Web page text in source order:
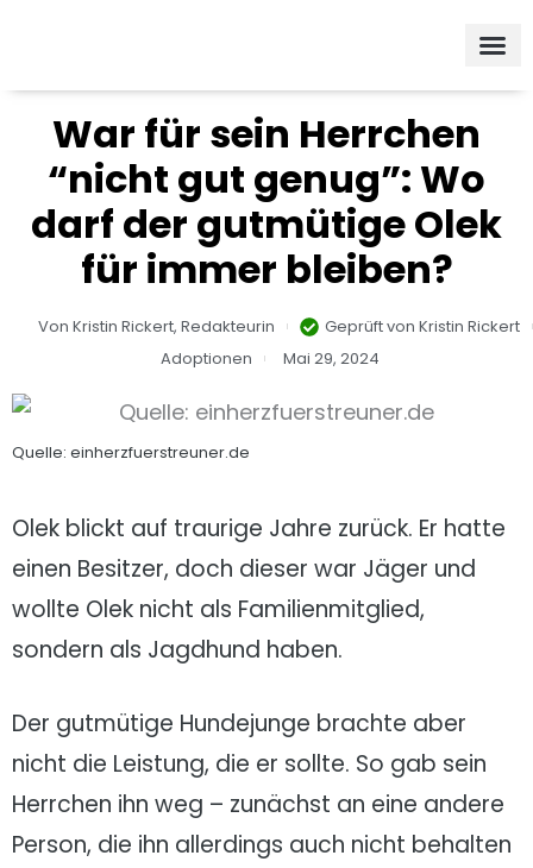
springen
War für sein Herrchen
“nicht gut genug”: Wo
darf der gutmütige Olek
für immer bleiben?
Von Kristin Rickert, Redakteurin Geprüft von Kristin Rickert
Adoptionen
Mai 29, 2024
Quelle: einherzfuerstreuner.de
Olek blickt auf traurige Jahre zurück. Er hatte
einen Besitzer, doch dieser war Jäger und
wollte Olek nicht als Familienmitglied,
sondern als Jagdhund haben.
Der gutmütige Hundejunge brachte aber
nicht die Leistung, die er sollte. So gab sein
Herrchen ihn weg – zunächst an eine andere
Person, die ihn allerdings auch nicht behalten